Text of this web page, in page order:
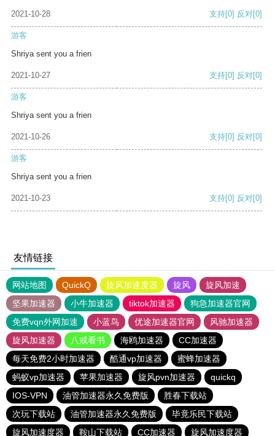
2021-10-28 支持[0] 反对[0]
游客
Shriya sent you a frien
2021-10-27 支持[0] 反对[0]
游客
Shriya sent you a frien
2021-10-26 支持[0] 反对[0]
游客
Shriya sent you a frien
2021-10-23 支持[0] 反对[0]
友情链接
网站地图 QuickQ 旋风加速度器 旋风
旋风加速
坚果加速器
小牛加速器 tiktok加速器
狗急加速器官网
免费vqn外网加速
小蓝鸟 优途加速器官网
风驰加速器
旋风加速器
八戒看书 海鸥加速器
CC加速器
每天免费2小时加速器
酷通vp加速器
蜜蜂加速器
蚂蚁vp加速器
苹果加速器 旋风pvn加速器
quickq
IOS-VPN
油管加速器永久免费版
胜春下载站
次玩下载站
油管加速器永久免费版
毕竟乐民下载站
旋风加速度器
鞍山下载站 CC加速器 旋风加速度器